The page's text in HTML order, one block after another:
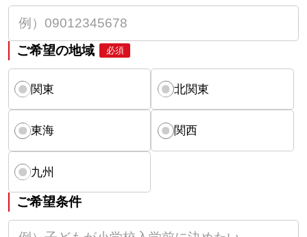
ご希望の地域 必須
関東 北関東
東海 関西
九州
ご希望条件